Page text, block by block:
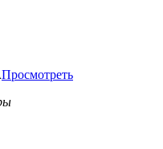
Просмотреть